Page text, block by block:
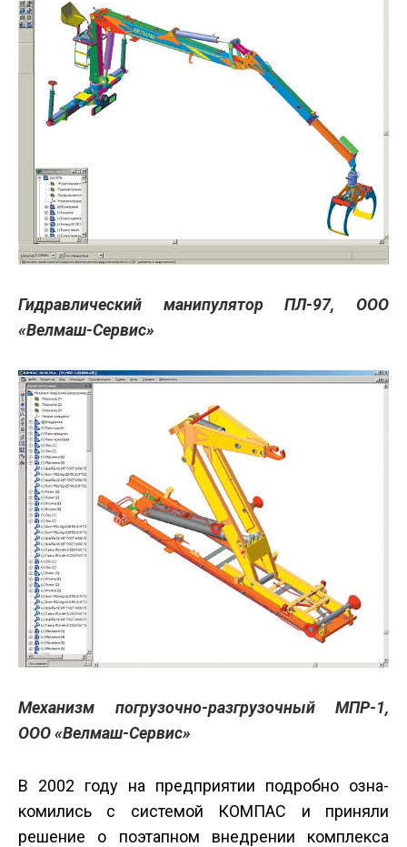
Гидравлический манипулятор ПЛ-97, ООО
«Велмаш-Сервис»
Механизм погрузочно-разгрузочный МПР-1,
ООО «Велмаш-Сервис»
В 2002 году на предприятии подробно озна­
комились с системой КОМПАС и приняли
решение о поэтапном внедрении комплекса